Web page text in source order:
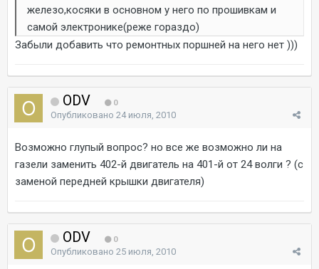
железо,косяки в основном у него по прошивкам и
самой электронике(реже гораздо)
Забыли добавить что ремонтных поршней на него нет )))
ODV 0
Опубликовано 24 июля, 2010
Возможно глупый вопрос? но все же возможно ли на
газели заменить 402-й двигатель на 401-й от 24 волги ? (c
заменой передней крышки двигателя)
ODV 0
Опубликовано 25 июля, 2010